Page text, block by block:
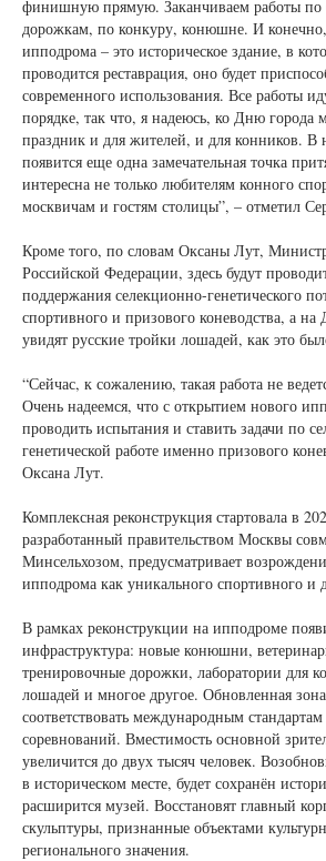
финишную прямую. Заканчиваем работы по
дорожкам, по конкуру, конюшне. И
ипподрома – это историческое здание, в
проводится реставрация, оно будет
современного использования. Все работы
порядке, так что, я надеюсь, ко Дню города
праздник и для жителей, и для конников. В
появится еще одна замечательная точка
интересна не только любителям конного
москвичам и гостям столицы”, – отметил
Кроме того, по словам Оксаны Лут,
Российской Федерации, здесь будут
поддержания селекционно-генетического
спортивного и призового коневодства, а на
увидят русские тройки лошадей, как это
“Сейчас, к сожалению, такая работа не
Очень надеемся, что с открытием нового
проводить испытания и ставить задачи по
генетической работе именно призового
Оксана Лут.
Комплексная реконструкция стартовала в
разработанный правительством Москвы
Минсельхозом, предусматривает
ипподрома как уникального спортивного и
В рамках реконструкции на ипподроме
инфраструктура: новые конюшни,
тренировочные дорожки, лаборатории для
лошадей и многое другое. Обновленная зона
соответствовать международным
соревнований. Вместимость основной
увеличится до двух тысяч человек.
в историческом месте, будет сохранён
расширится музей. Восстановят главный
скульптуры, признанные объектами
регионального значения.